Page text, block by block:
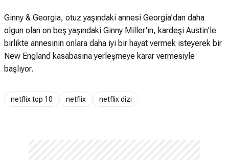
Ginny & Georgia, otuz yaşındaki annesi Georgia’dan daha
olgun olan on beş yaşındaki Ginny Miller'ın, kardeşi Austin'le
birlikte annesinin onlara daha iyi bir hayat vermek isteyerek bir
New England kasabasına yerleşmeye karar vermesiyle
başlıyor.
netflix top 10 netflix netflix dizi